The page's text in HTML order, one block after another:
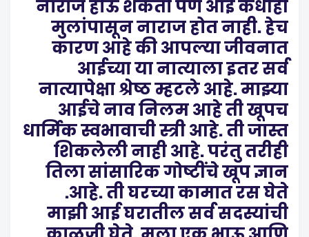
नाराज होऊ शकतो पण आई कधीही
मुलांपासून नाराज होत नाही. हेच
कारण आहे की आपल्या जीवनात
आईच्या या नात्याला इतर सर्व
नात्यापेक्षा श्रेष्ठ म्हटले आहे. माझ्या
आईचे नाव निलम आहे ती खूपच
धार्मिक स्वभावाची स्त्री आहे. ती जास्त
शिकलेली नाही आहे. परंतु तरीही
तिला सांसारिक गोष्टींचे खूप ज्ञान
आहे. ती घरच्या कामात रस घेते.
माझी आई घरातील सर्व सदस्यांची